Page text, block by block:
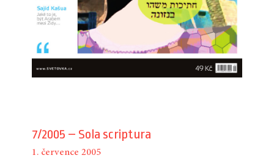
7/2005 – Sola scriptura
1. července 2005